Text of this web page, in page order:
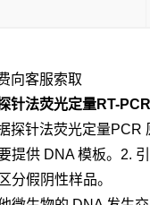
向客服索取
针法荧光定量RT-
探针法荧光定量PCR
提供 DNA 模板。2.
分假阴性样品。